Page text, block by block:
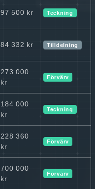
97 500 kr Teckning
84 332 kr Tilldelning
273 000
kr
Förvärv
184 000
kr
Teckning
228 360
kr
Förvärv
700 000
kr
Förvärv